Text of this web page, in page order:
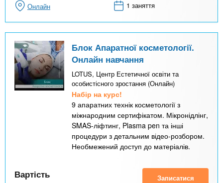
Онлайн 1 заняття
Блок Апаратної косметології.
Онлайн навчання
LOTUS, Центр Естетичної освіти та
особистісного зростання (Онлайн)
Набір на курс!
9 апаратних технік косметології з
міжнародним сертифікатом. Мікронідлінг,
SMAS-ліфтинг, Plasma pen та інші
процедури з детальним відео-розбором.
Необмежений доступ до матеріалів.
Вартість Записатися